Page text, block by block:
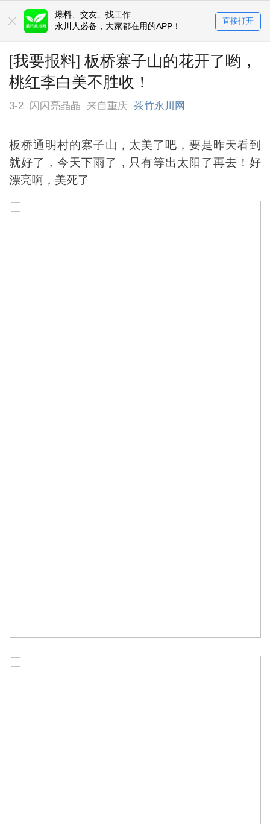
爆料、交友、找工作...
永川人必备，大家都在用的APP！
直接打开
[我要报料] 板桥寨子山的花开了哟，
桃红李白美不胜收！
3-2 闪闪亮晶晶 来自重庆 茶竹永川网
板桥通明村的寨子山，太美了吧，要是昨天看到
就好了，今天下雨了，只有等出太阳了再去！好
漂亮啊，美死了